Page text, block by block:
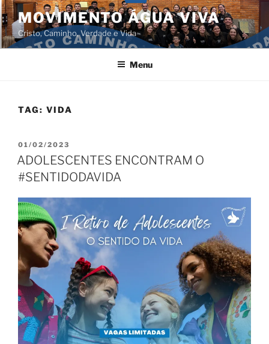
Pular
para
o
conteúdo
MOVIMENTO ÁGUA VIVA
Cristo, Caminho, Verdade e Vida
Menu
TAG: VIDA
PUBLICADO
EM
01/02/2023
ADOLESCENTES ENCONTRAM O
#SENTIDODAVIDA